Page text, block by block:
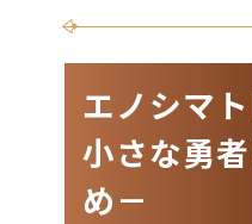
エノシマ
小さな勇
め－